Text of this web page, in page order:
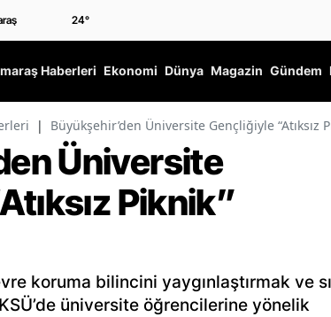
24°
Haberleri Ekonomi Dünya Magazin Gündem
| Büyükşehir’den Üniversite Gençliğiyle “Atıksız
Üniversite
Piknik”
koruma bilincini yaygınlaştırmak ve
üniversite öğrencilerine yönelik